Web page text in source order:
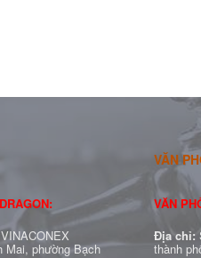
Mai, phường Bạch
VĂN
VĂN
Địa chỉ:
thành